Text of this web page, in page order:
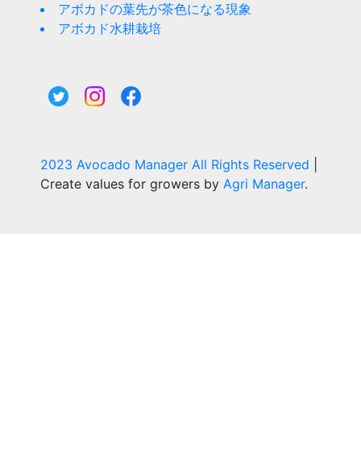
アボカドの葉先が茶色になる現象
アボカド水耕栽培
2023 Avocado Manager All Rights Reserved
Create values for growers by Agri Manager.